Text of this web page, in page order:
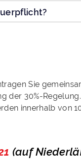
Sie
der 30%-
innerhalb von
(auf